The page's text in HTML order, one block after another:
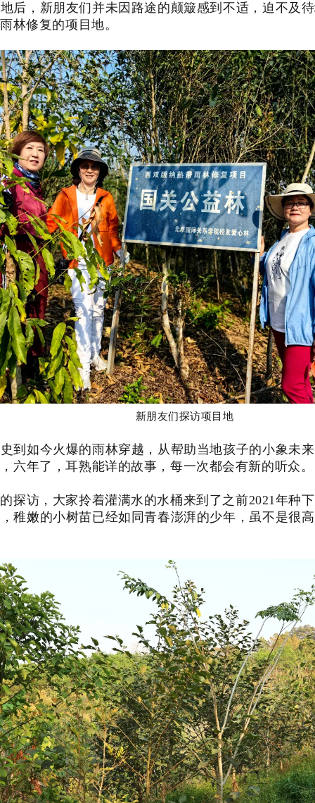
后，新朋友们并未因路途的颠簸感到不适，迫不及
林修复的项目地。
新朋友们探访项目地
到如今火爆的雨林穿越，从帮助当地孩子的小象未
六年了，耳熟能详的故事，每一次都会有新的听众。
探访，大家拎着灌满水的水桶来到了之前2021年种
稚嫩的小树苗已经如同青春澎湃的少年，虽不是很